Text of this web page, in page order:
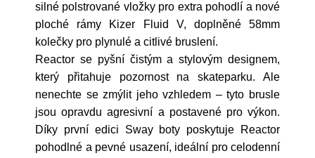
silné polstrované vložky pro extra pohodlí a nové
ploché rámy Kizer Fluid V, doplněné 58mm
kolečky pro plynulé a citlivé bruslení.
Reactor se pyšní čistým a stylovým designem,
který přitahuje pozornost na skateparku. Ale
nenechte se zmýlit jeho vzhledem – tyto brusle
jsou opravdu agresivní a postavené pro výkon.
Díky první edici Sway boty poskytuje Reactor
pohodlné a pevné usazení, ideální pro celodenní